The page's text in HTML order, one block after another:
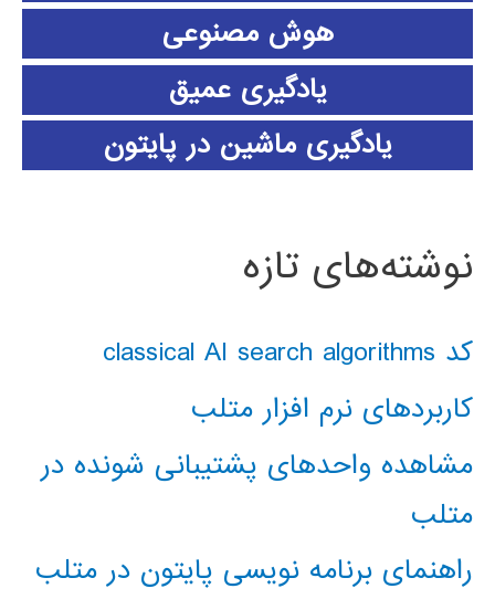
هوش مصنوعی
یادگیری عمیق
یادگیری ماشین در پایتون
نوشته‌های تازه
کد classical AI search algorithms
کاربردهای نرم افزار متلب
مشاهده واحدهای پشتیبانی شونده در
متلب
راهنمای برنامه نویسی پایتون در متلب